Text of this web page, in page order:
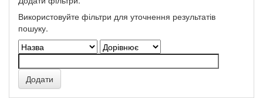
Використовуйте фільтри для уточнення результатів
пошуку.